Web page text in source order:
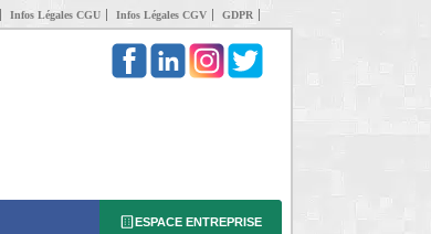
Infos Légales CGU Infos Légales CGV GDPR
ESPACE ENTREPRISE